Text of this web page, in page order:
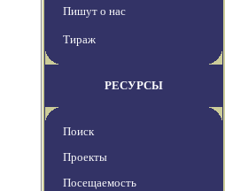
Пишут о нас
Тираж
РЕСУРСЫ
Поиск
Проекты
Посещаемость